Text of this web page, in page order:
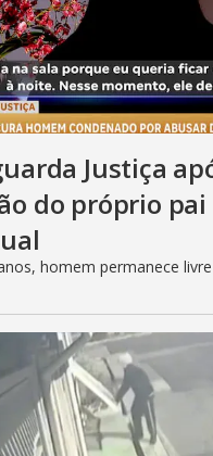
Justiça
do próprio
homem permanece